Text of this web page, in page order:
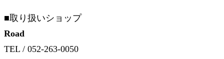
■取り扱いショップ
Road
TEL / 052-263-0050